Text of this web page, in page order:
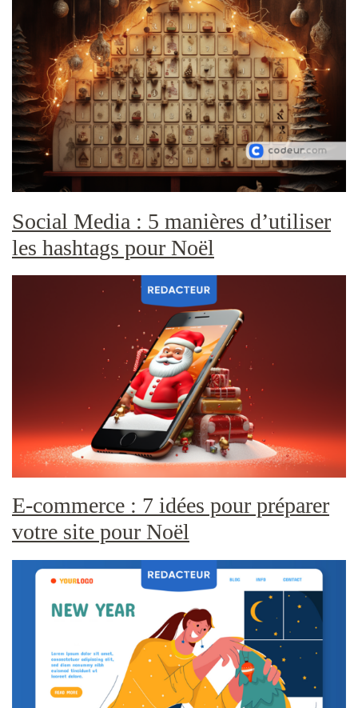
Social Media : 5 manières d’utiliser
les hashtags pour Noël
E-commerce : 7 idées pour préparer
votre site pour Noël